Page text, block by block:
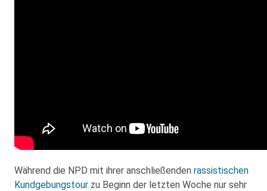
Während die NPD mit ihrer anschließenden rassistischen
Kundgebungstour zu Beginn der letzten Woche nur sehr